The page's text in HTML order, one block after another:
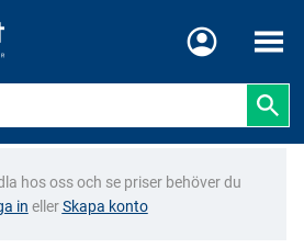
Meny
hos oss och se priser behöver du
in ellerSkapa konto